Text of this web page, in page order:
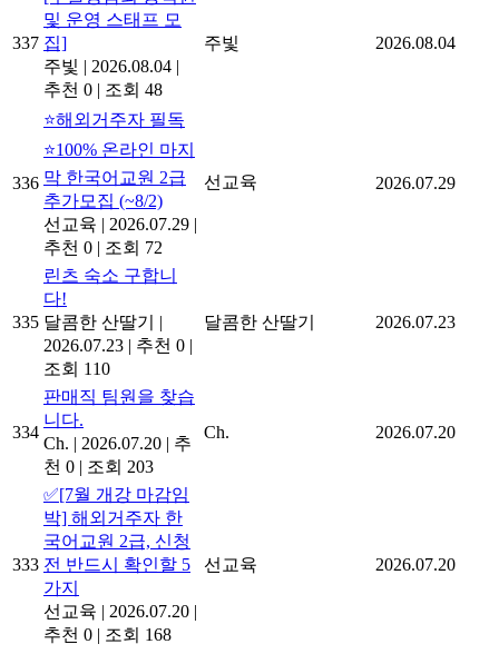
337
및 운영 스태프 모
집]
주빛 | 2026.08.04 |
추천 0 | 조회 48
주빛 2026.08.04
336
⭐해외거주자 필독
⭐100% 온라인 마지
막 한국어교원 2급
추가모집 (~8/2)
선교육 | 2026.07.29 |
추천 0 | 조회 72
선교육 2026.07.29
335
린츠 숙소 구합니
다!
달콤한 산딸기
|
2026.07.23 | 추천 0 |
조회 110
달콤한 산딸기 2026.07.23
334
판매직 팀원을 찾습
니다.
Ch. | 2026.07.20 | 추
천 0 | 조회 203
Ch. 2026.07.20
333
✅[7월 개강 마감임
박] 해외거주자 한
국어교원 2급, 신청
전 반드시 확인할 5
가지
선교육 | 2026.07.20 |
추천 0 | 조회 168
선교육 2026.07.20